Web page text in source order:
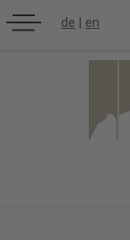
de en